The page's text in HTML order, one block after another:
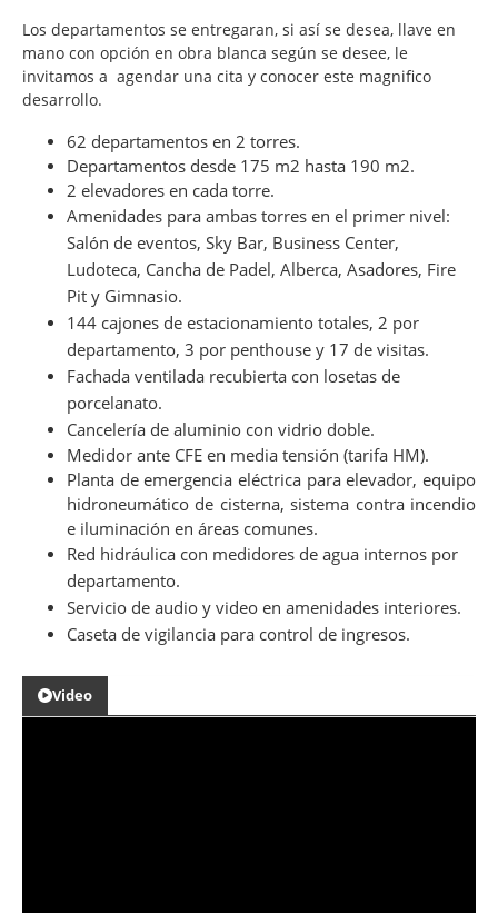
Los departamentos se entregaran, si así se desea, llave en
mano con opción en obra blanca según se desee, le
invitamos a agendar una cita y conocer este magnifico
desarrollo.
62 departamentos en 2 torres.
Departamentos desde 175 m2 hasta 190 m2.
2 elevadores en cada torre.
Amenidades para ambas torres en el primer nivel:
Salón de eventos, Sky Bar, Business Center,
Ludoteca, Cancha de Padel, Alberca, Asadores, Fire
Pit y Gimnasio.
144 cajones de estacionamiento totales, 2 por
departamento, 3 por penthouse y 17 de visitas.
Fachada ventilada recubierta con losetas de
porcelanato.
Cancelería de aluminio con vidrio doble.
Medidor ante CFE en media tensión (tarifa HM).
Planta de emergencia eléctrica para elevador, equipo
hidroneumático de cisterna, sistema contra incendio
e iluminación en áreas comunes.
Red hidráulica con medidores de agua internos por
departamento.
Servicio de audio y video en amenidades interiores.
Caseta de vigilancia para control de ingresos.
Video